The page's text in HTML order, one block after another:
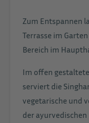
Zum Entspannen
Terrasse im
Bereich im
Im offen
serviert die
vegetarische und
der ayurvedischen